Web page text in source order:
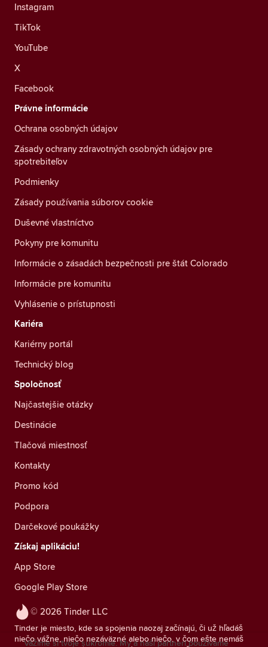
© 2026 Tinder LLC
Tinder je miesto, kde sa spojenia naozaj začínajú, či už hľadáš
niečo vážne, niečo nezáväzné alebo niečo, v čom ešte nemáš
Instagram
TikTok
YouTube
X
Facebook
Právne informácie
Ochrana osobných údajov
Zásady ochrany zdravotných osobných údajov pre
spotrebiteľov
Podmienky
Zásady používania súborov cookie
Duševné vlastníctvo
Pokyny pre komunitu
Informácie o zásadách bezpečnosti pre štát Colorado
Informácie pre komunitu
Vyhlásenie o prístupnosti
Kariéra
Kariérny portál
Technický blog
Spoločnosť
Najčastejšie otázky
Destinácie
Tlačová miestnosť
Kontakty
Promo kód
Podpora
Darčekové poukážky
Získaj aplikáciu!
App Store
Google Play Store
Vážime si tvoje súkromie. My a naši partneri používame